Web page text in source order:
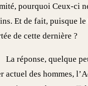
pourquoi Ceux-ci
Et de fait, puisque
de cette dernière ?
La réponse, quelque
actuel des hommes,